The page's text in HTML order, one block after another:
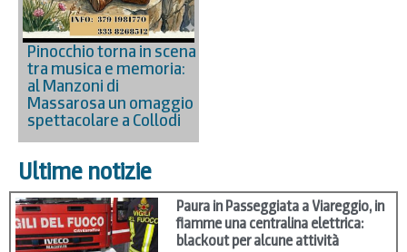
Pinocchio torna in scena
tra musica e memoria:
al Manzoni di
Massarosa un omaggio
spettacolare a Collodi
Ultime notizie
Paura in Passeggiata a Viareggio, in
fiamme una centralina elettrica:
blackout per alcune attività